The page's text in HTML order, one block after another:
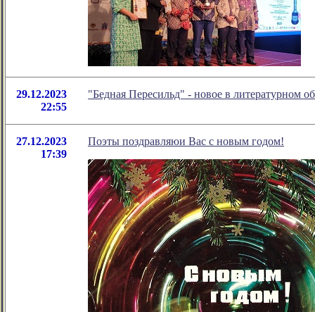
29.12.2023
22:55
"Бедная Пересильд" - новое в литературном
27.12.2023
17:39
Поэты поздравляюи Вас с новым годом!